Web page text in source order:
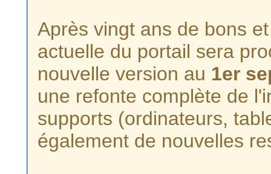
Après vingt ans de bons
actuelle du portail sera
nouvelle version au 1er
une refonte complète de
supports (ordinateurs,
également de nouvelles